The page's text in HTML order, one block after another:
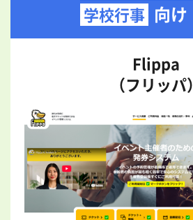
学校行事 向け
Flippa
（フリッパ）